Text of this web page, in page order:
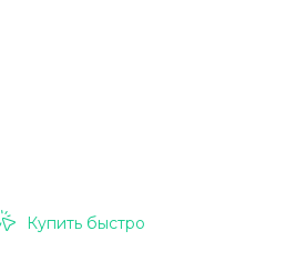
Купить быстро